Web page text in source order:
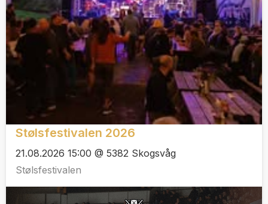
Stølsfestivalen 2026
21.08.2026 15:00 @ 5382 Skogsvåg
Stølsfestivalen